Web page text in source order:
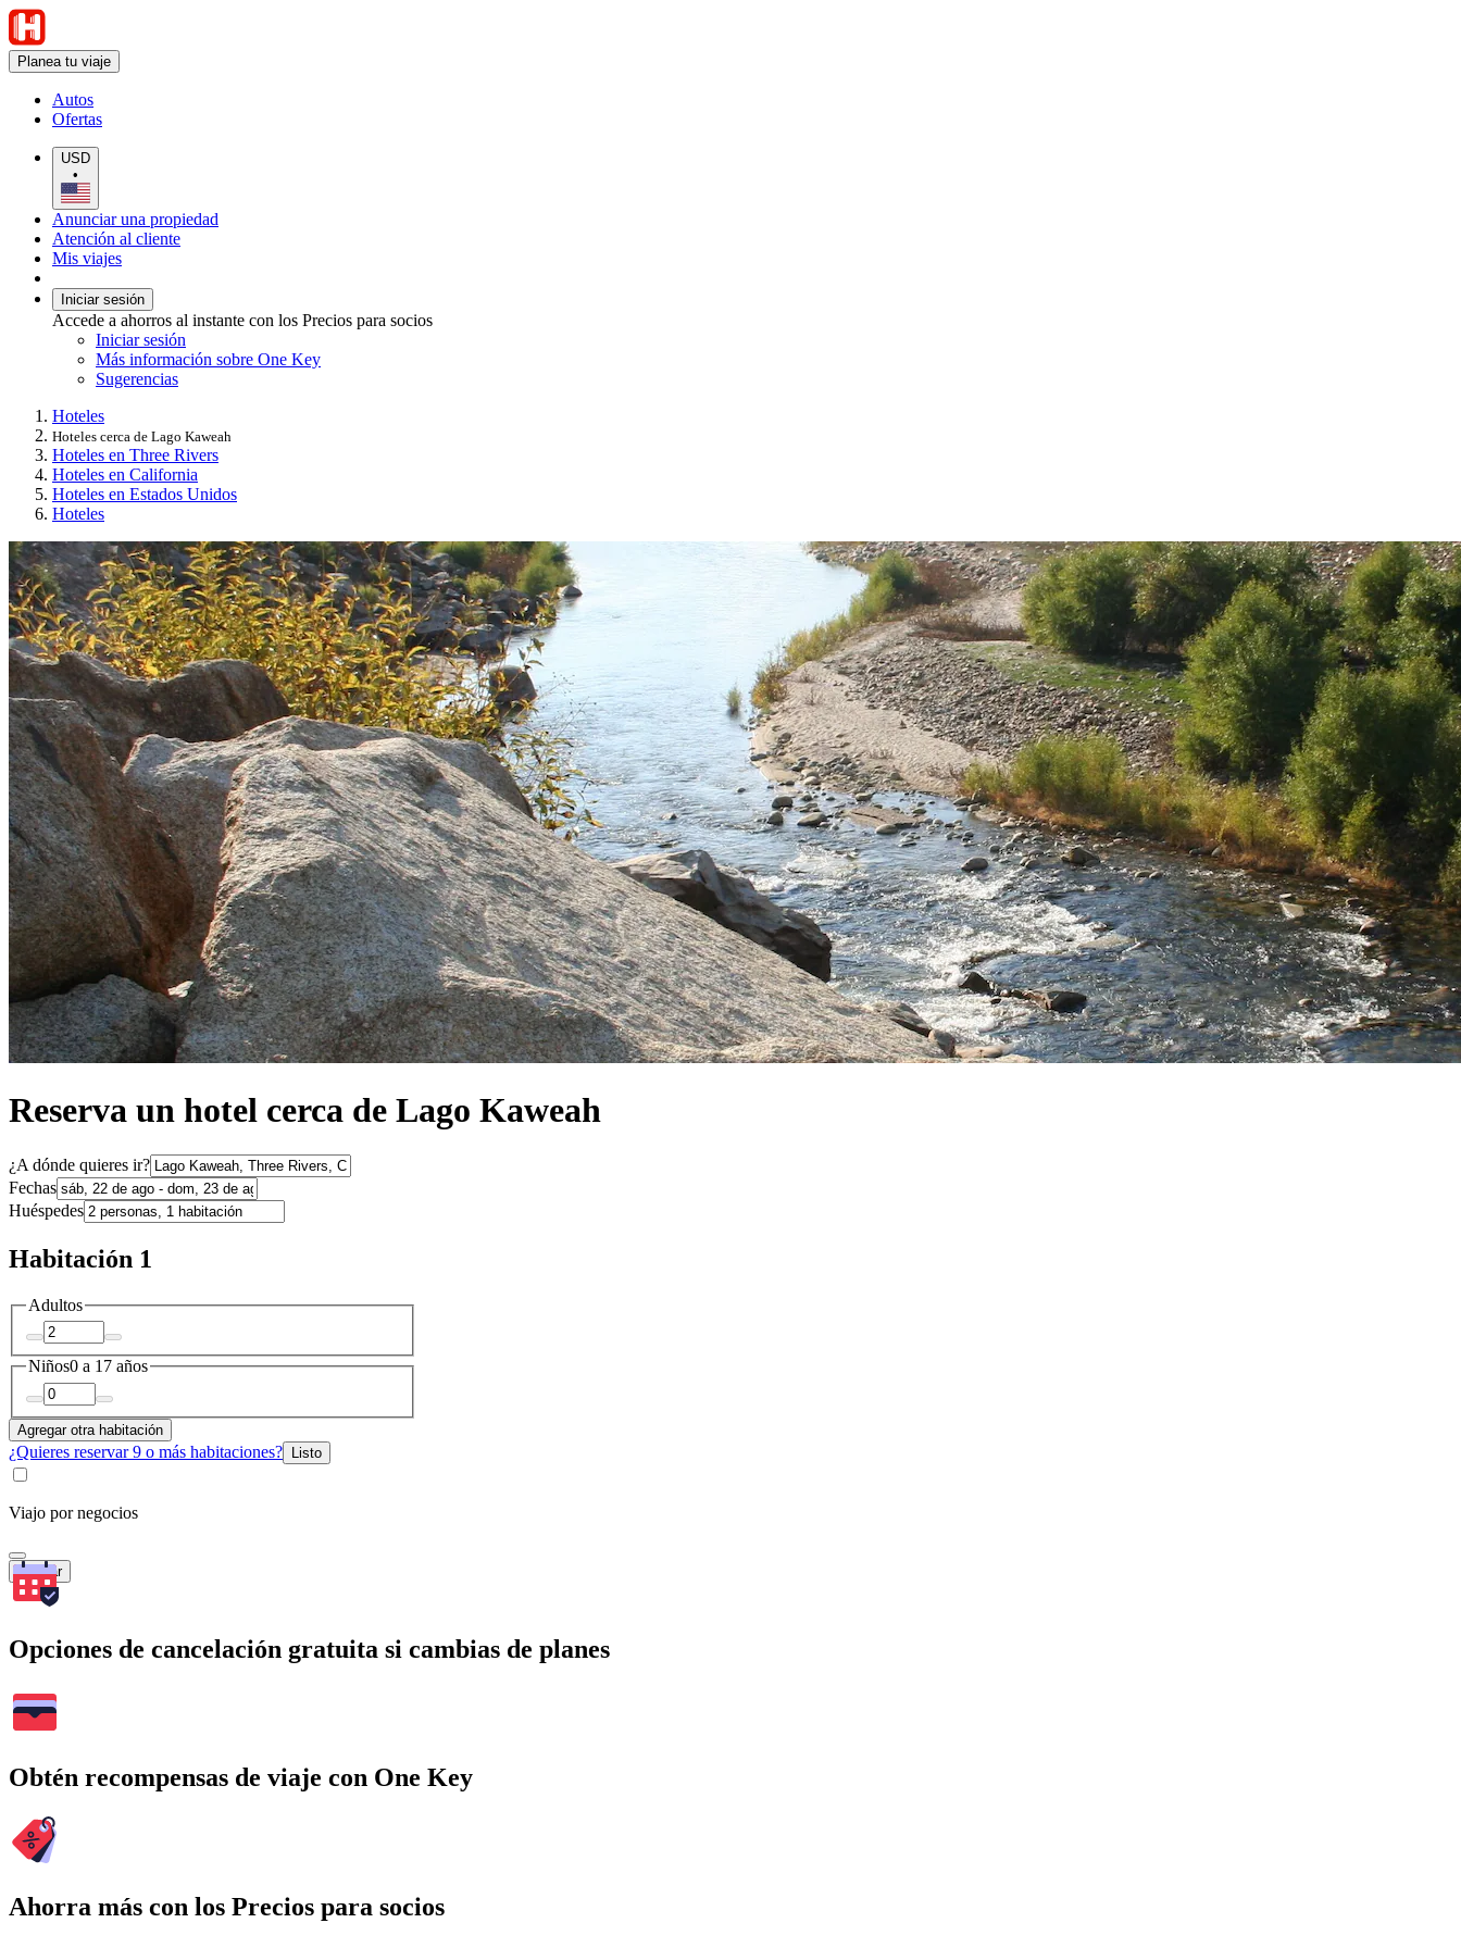
Planea tu viaje
Autos
Ofertas
USD
•
Anunciar una propiedad
Atención al cliente
Mis viajes
Iniciar sesión
Accede a ahorros al instante con los Precios para socios
Iniciar sesión
Más información sobre One Key
Sugerencias
Hoteles
Hoteles cerca de Lago Kaweah
Hoteles en Three Rivers
Hoteles en California
Hoteles en Estados Unidos
Hoteles
Reserva un hotel cerca de Lago Kaweah
¿A dónde quieres ir?
Fechas
Huéspedes
Habitación 1
Adultos
Niños0 a 17 años
Agregar otra habitación
¿Quieres reservar 9 o más habitaciones? Listo
Viajo por negocios
Buscar
Opciones de cancelación gratuita si cambias de planes
Obtén recompensas de viaje con One Key
Ahorra más con los Precios para socios